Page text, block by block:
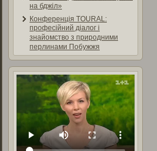
на бджіл»
Конференція TOURAL:
професійний діалог і
знайомство з природними
перлинами Побужжя